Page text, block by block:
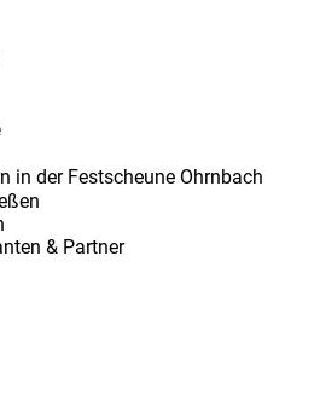
in der Festscheune Ohrnbach
& Partner